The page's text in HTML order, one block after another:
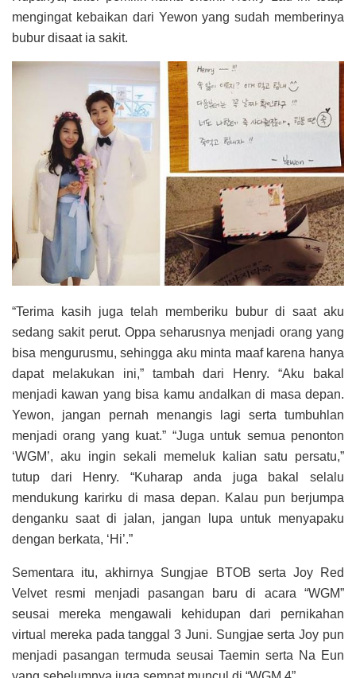
mengingat kebaikan dari Yewon yang sudah memberinya
bubur disaat ia sakit.
“Terima kasih juga telah memberiku bubur di saat aku
sedang sakit perut. Oppa seharusnya menjadi orang yang
bisa mengurusmu, sehingga aku minta maaf karena hanya
dapat melakukan ini,” tambah dari Henry. “Aku bakal
menjadi kawan yang bisa kamu andalkan di masa depan.
Yewon, jangan pernah menangis lagi serta tumbuhlan
menjadi orang yang kuat.” “Juga untuk semua penonton
‘WGM’, aku ingin sekali memeluk kalian satu persatu,”
tutup dari Henry. “Kuharap anda juga bakal selalu
mendukung karirku di masa depan. Kalau pun berjumpa
denganku saat di jalan, jangan lupa untuk menyapaku
dengan berkata, ‘Hi’.”
Sementara itu, akhirnya Sungjae BTOB serta Joy Red
Velvet resmi menjadi pasangan baru di acara “WGM”
seusai mereka mengawali kehidupan dari pernikahan
virtual mereka pada tanggal 3 Juni. Sungjae serta Joy pun
menjadi pasangan termuda seusai Taemin serta Na Eun